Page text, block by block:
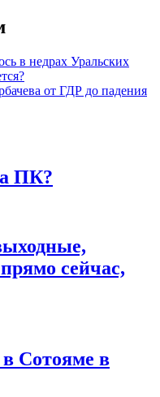
в недрах Уральских
от ГДР до падения
ПК?
сейчас,
Сотояме в